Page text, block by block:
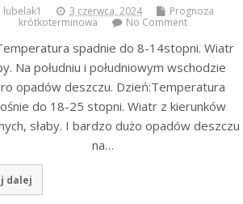
lubelak1 3 czerwca, 2024
Prognoza
krótkoterminowa
No Comment
spadnie do 8-14stopni. Wiatr
Na południu i południowym wschodzie
opadów deszczu. Dzień:Temperatura
do 18-25 stopni. Wiatr z kierunków
słaby. I bardzo dużo opadów deszczu
na…
dalej